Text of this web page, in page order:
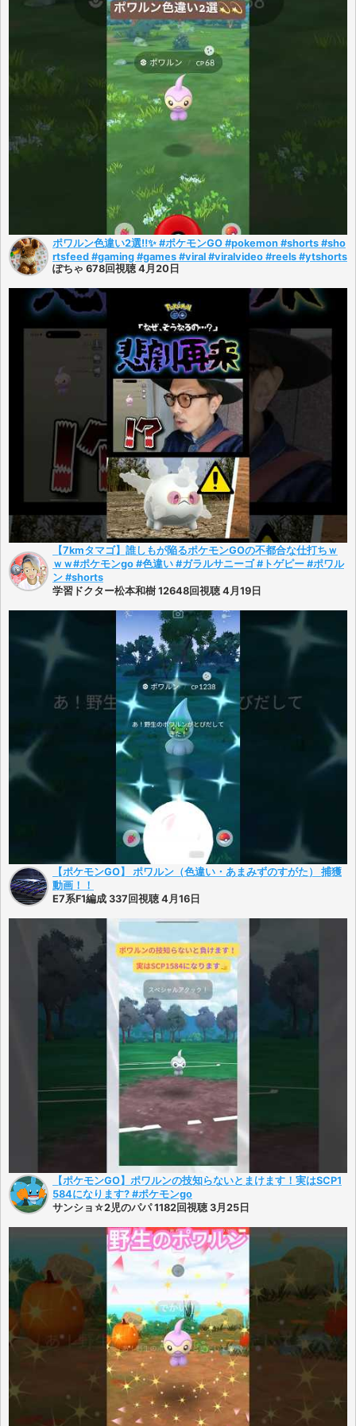
ポワルン色違い2選‼️✨ #ポケモンGO #pokemon #shorts #sho
rtsfeed #gaming #games #viral #viralvideo #reels #ytshorts
ぽちゃ 678回視聴 4月20日
【7kmタマゴ】誰しもが陥るポケモンGOの不都合な仕打ちｗ
ｗｗ#ポケモンgo #色違い #ガラルサニーゴ #トゲピー #ポワル
ン #shorts
学習ドクター松本和樹 12648回視聴 4月19日
【ポケモンGO】 ポワルン（色違い・あまみずのすがた） 捕獲
動画！！
E7系F1編成 337回視聴 4月16日
【ポケモンGO】ポワルンの技知らないとまけます！実はSCP1
584になります? #ポケモンgo
サンショ☆2児のパパ 1182回視聴 3月25日